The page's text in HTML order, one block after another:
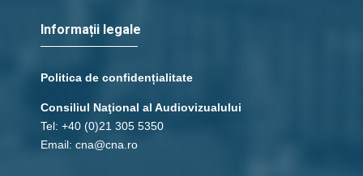
Informații legale
Politica de confidențialitate
Consiliul Naţional al Audiovizualului
Tel: +40 (0)21 305 5350
Email: cna@cna.ro